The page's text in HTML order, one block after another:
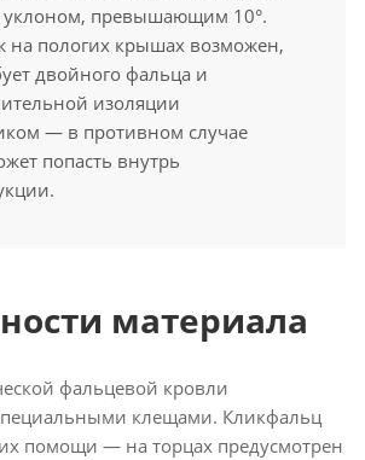
превышающим 10°.
на пологих крышах возможен,
двойного фальца и
изоляции
— в противном случае
попасть внутрь
материала
фальцевой кровли
клещами. Кликфальц
их помощи — на торцах предусмотрен